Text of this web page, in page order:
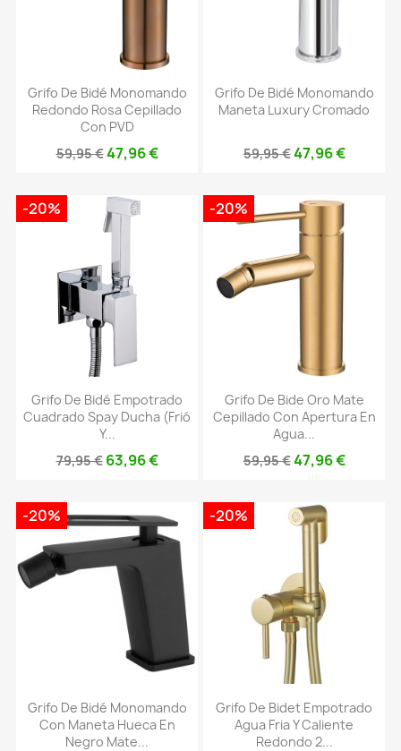
Grifo De Bidé Monomando
Redondo Rosa Cepillado
Con PVD
59,95 €47,96 €
Grifo De Bidé Monomando
Maneta Luxury Cromado
59,95 €47,96 €
Grifo De Bidé Empotrado
Cuadrado Spay Ducha (frió
Y...
79,95 € 63,96 €
-20%
Grifo De Bide Oro Mate
Cepillado Con Apertura En
Agua...
59,95 €47,96 €
-20%
Grifo De Bidé Monomando
Con Maneta Hueca En
Negro Mate...
-20%
Grifo De Bidet Empotrado
Agua Fria Y Caliente
Redondo 2...
-20%